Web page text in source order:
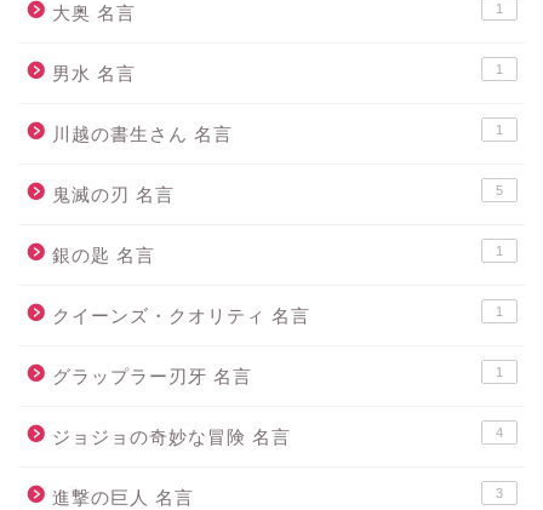
大奥 名言 1
男水 名言 1
川越の書生さん 名言 1
鬼滅の刃 名言 5
銀の匙 名言 1
クイーンズ・クオリティ 名言 1
グラップラー刃牙 名言 1
ジョジョの奇妙な冒険 名言 4
進撃の巨人 名言 3